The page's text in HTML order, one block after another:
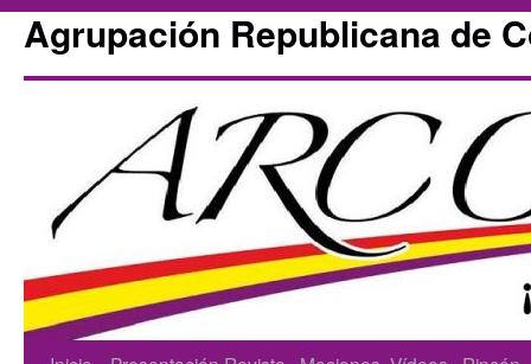
Agrupación Republicana de